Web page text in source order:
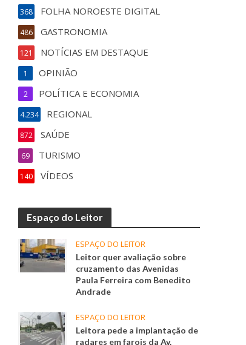
FOLHA NOROESTE DIGITAL
368
GASTRONOMIA
486
NOTÍCIAS EM DESTAQUE
121
OPINIÃO
1
POLÍTICA E ECONOMIA
2
REGIONAL
4.234
SAÚDE
872
TURISMO
69
VÍDEOS
140
Espaço do Leitor
ESPAÇO DO LEITOR
Leitor quer avaliação sobre
cruzamento das Avenidas
Paula Ferreira com Benedito
Andrade
ESPAÇO DO LEITOR
Leitora pede a implantação de
radares em farois da Av.